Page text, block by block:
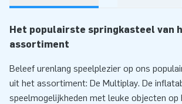
Het populairste springkasteel van
assortiment
Beleef urenlang speelplezier op ons
uit het assortiment: De Multiplay. De
speelmogelijkheden met leuke objecten op